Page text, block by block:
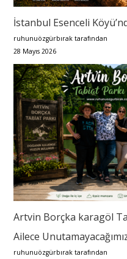
İstanbul Esenceli
ruhunuözgürbırak tarafından
28 Mayıs 2026
Artvin Borçka karagöl
Ailece
ruhunuözgürbırak tarafından